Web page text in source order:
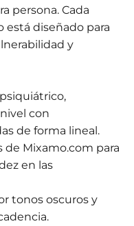
persona. Cada
diseñado para
y
con
de forma lineal.
de Mixamo.com para
en las
tonos oscuros y